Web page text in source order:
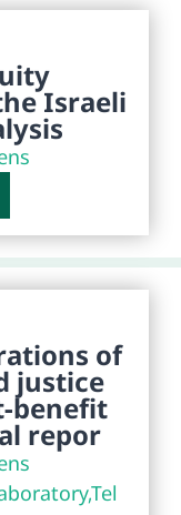
Israeli
of
justice
benefit
repor